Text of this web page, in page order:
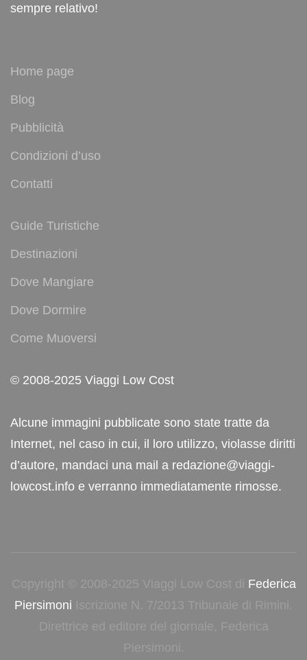
sempre relativo!
Home page
Blog
Pubblicità
Condizioni d’uso
Contatti
Guide Turistiche
Destinazioni
Dove Mangiare
Dove Dormire
Come Muoversi
© 2008-2025 Viaggi Low Cost
Alcune immagini pubblicate sono state tratte da
Internet, nel caso in cui, il loro utilizzo, violasse diritti
d’autore, mandaci una mail a redazione@viaggi-
lowcost.info e verranno immediatamente rimosse.
Copyright © 2008-2025 Viaggi Low Cost di Federica
Piersimoni Iscrizione N. 7/2013 Tribunale di Rimini.
Direttrice ed editore del giornale, Federica
Piersimoni.